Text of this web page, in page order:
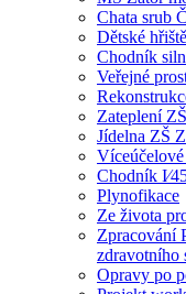
Chata srub
Dětské hřiště
Chodník
Veřejné
Zateplení ZŠ
Jídelna ZŠ
Chodník
Plynofikace
Ze života
Zpracování
zdravotního
Opravy po